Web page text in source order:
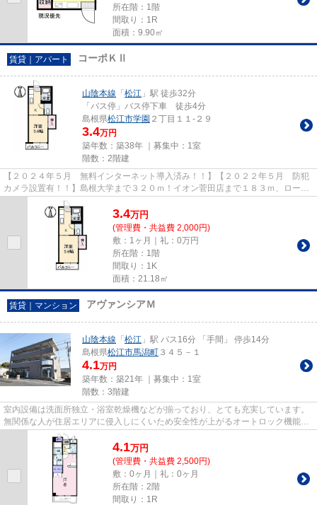
所在階：1階
間取り：1R
面積：9.90㎡
賃貸｜アパート コーポＫⅡ
山陰本線 「 松江 」駅 徒歩32分
「バス停」バス停下車 徒歩4分
島根県松江市学園 ２丁目１１-２９
3.4万円
築年数：築38年 ｜募集中： 1室
階数：2階建
【２０２４年５月 無料インターネット導入済み！！】【２０２２年５月 防犯
カメラ設置有！！】島根大学まで３２０ｍ！イオン菅田店まで１８３ｍ、ローソ
ン島大前店まで２１０ｍ、菅...
3.4万円
(管理費・共益費 2,000円)
敷：1ヶ月｜礼：0万円
所在階：1階
間取り：1K
面積：21.18㎡
賃貸｜マンション アヴァンシアＭ
山陰本線 「 松江 」駅 バス16分 「手間」 停歩14分
島根県松江市馬潟町 ３４５－１
4.1万円
築年数：築21年 ｜募集中： 1室
階数：3階建
室内設備は洗面所独立・浴室乾燥機などが揃っており、とても充実しています。
無関係な人が住居エリアに侵入しにくいため安全性が上がるオートロック機能が
あります。この物件は駐輪場...
4.1万円
(管理費・共益費 2,500円)
敷：0ヶ月｜礼：0ヶ月
所在階：2階
間取り：1R